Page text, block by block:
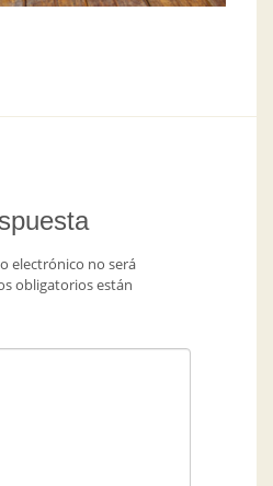
electrónico no será
obligatorios están